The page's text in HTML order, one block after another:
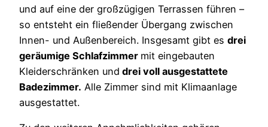
und auf eine der großzügigen Terrassen führen –
so entsteht ein fließender Übergang zwischen
Innen- und Außenbereich. Insgesamt gibt es drei
geräumige Schlafzimmer mit eingebauten
Kleiderschränken und drei voll ausgestattete
Badezimmer. Alle Zimmer sind mit Klimaanlage
ausgestattet.